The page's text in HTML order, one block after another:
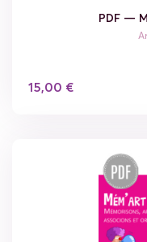
PDF —
15,00 €